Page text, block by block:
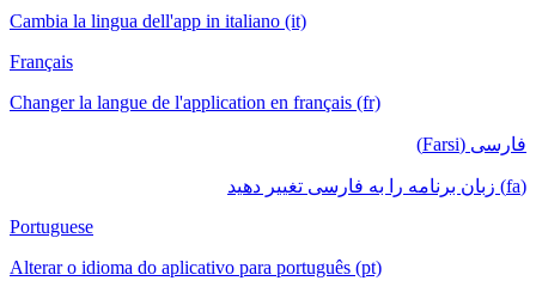
Cambia la lingua dell'app in italiano (it)
Français
Changer la langue de l'application en français (fr)
فارسی (Farsi)
(fa) زبان برنامه را به فارسی تغییر دهید
Portuguese
Alterar o idioma do aplicativo para português (pt)